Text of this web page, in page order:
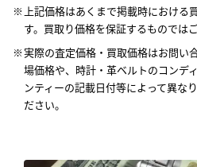
上記価格はあくまで掲載時における
す。買取り価格を保証するものでは
実際の査定価格・買取価格はお問い
場価格や、時計・革ベルトのコンデ
ンティーの記載日付等によって異な
ださい。